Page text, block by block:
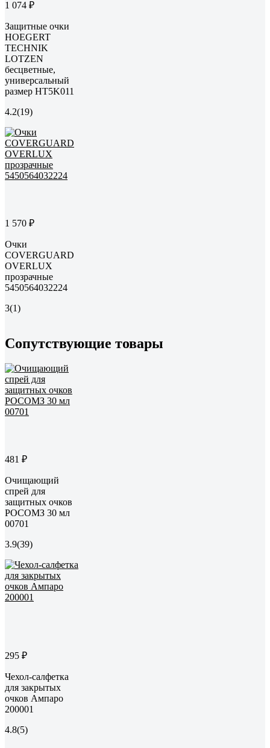
1 074 ₽
Защитные очки
HOEGERT
TECHNIK
LOTZEN
бесцветные,
универсальный
размер HT5K011
4.2(19)
1 570 ₽
Очки
COVERGUARD
OVERLUX
прозрачные
5450564032224
3(1)
Сопутствующие товары
481 ₽
Очищающий
спрей для
защитных очков
РОСОМЗ 30 мл
00701
3.9(39)
295 ₽
Чехол-салфетка
для закрытых
очков Ампаро
200001
4.8(5)